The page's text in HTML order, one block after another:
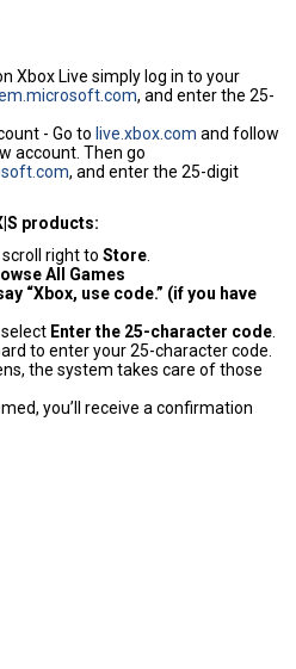
Xbox Live simply log in to your
, and enter the 25-
- Go to live.xbox.com and follow
account. Then go
, and enter the 25-digit
products:
right to Store
All Games
“Xbox, use code.” (if you have
Enter the 25-character code
to enter your 25-character code.
the system takes care of those
you’ll receive a confirmation